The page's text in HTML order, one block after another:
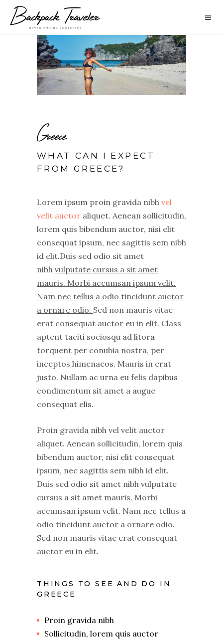
Greece
WHAT CAN I EXPECT
FROM GREECE?
Lorem ipsum proin gravida nibh vel
velit auctor aliquet. Aenean sollicitudin,
lorem quis bibendum auctor, nisi elit
consequat ipsum, nec sagittis sem nibh
id elit.Duis sed odio sit amet
nibh vulputate cursus a sit amet
mauris. Morbi accumsan ipsum velit.
Nam nec tellus a odio tincidunt auctor
a ornare odio. Sed non mauris vitae
erat consequat auctor eu in elit. Class
aptent taciti sociosqu ad litora
torquent per conubia nostra, per
inceptos himenaeos. Mauris in erat
justo. Nullam ac urna eu felis dapibus
condimentum sit amet a augue
consequat elis.
Proin gravida nibh vel velit auctor
aliquet. Aenean sollicitudin, lorem quis
bibendum auctor, nisi elit consequat
ipsum, nec sagittis sem nibh id elit.
Duis sed odio sit amet nibh vulputate
cursus a sit amet mauris. Morbi
accumsan ipsum velit. Nam nec tellus a
odio tincidunt auctor a ornare odio.
Sed non mauris vitae erat consequat
auctor eu in elit.
THINGS TO SEE AND DO IN
GREECE
Proin gravida nibh
Sollicitudin, lorem quis auctor